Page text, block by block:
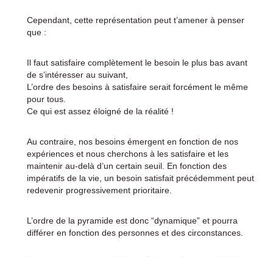
Cependant, cette représentation peut t’amener à penser
que :
Il faut satisfaire complètement le besoin le plus bas avant
de s’intéresser au suivant,
L’ordre des besoins à satisfaire serait forcément le même
pour tous.
Ce qui est assez éloigné de la réalité !
Au contraire, nos besoins émergent en fonction de nos
expériences et nous cherchons à les satisfaire et les
maintenir au-delà d’un certain seuil. En fonction des
impératifs de la vie, un besoin satisfait précédemment peut
redevenir progressivement prioritaire.
L’ordre de la pyramide est donc “dynamique” et pourra
différer en fonction des personnes et des circonstances.